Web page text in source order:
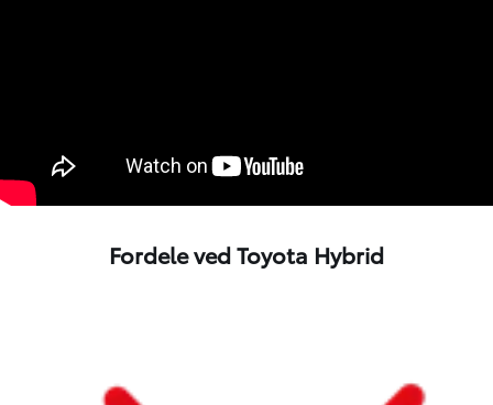
Fordele ved Toyota Hybrid